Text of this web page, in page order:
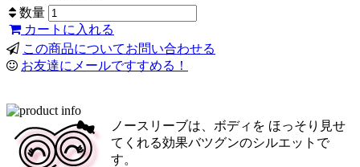
数量
カートに入れる
この商品についてお問い合わせる
お友達にメールですすめる！
ノースリーブは、ボディを ほっそり見せ
てくれる効果バツグンのシルエットで
す。